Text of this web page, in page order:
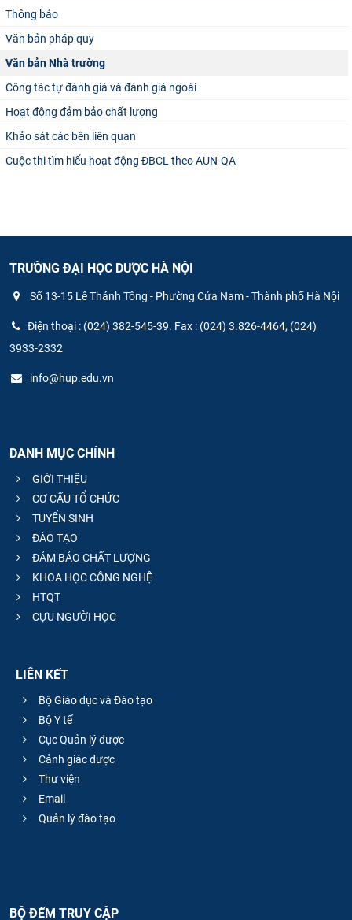
Thông báo
Văn bản pháp quy
Văn bản Nhà trường
Công tác tự đánh giá và đánh giá ngoài
Hoạt động đảm bảo chất lượng
Khảo sát các bên liên quan
Cuộc thi tìm hiểu hoạt động ĐBCL theo AUN-QA
TRƯỜNG ĐẠI HỌC DƯỢC HÀ NỘI
Số 13-15 Lê Thánh Tông - Phường Cửa Nam - Thành phố Hà Nội
Điện thoại : (024) 382-545-39. Fax : (024) 3.826-4464, (024)
3933-2332
info@hup.edu.vn
DANH MỤC CHÍNH
GIỚI THIỆU
CƠ CẤU TỔ CHỨC
TUYỂN SINH
ĐÀO TẠO
ĐẢM BẢO CHẤT LƯỢNG
KHOA HỌC CÔNG NGHỆ
HTQT
CỰU NGƯỜI HỌC
LIÊN KẾT
Bộ Giáo dục và Đào tạo
Bộ Y tế
Cục Quản lý dược
Cảnh giác dược
Thư viện
Email
Quản lý đào tạo
BỘ ĐẾM TRUY CẬP